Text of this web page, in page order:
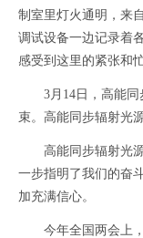
制室里灯火通明，来
调试设备一边记录着
感受到这里的紧张和忙
3月14日，高能同
束。高能同步辐射光
高能同步辐射光源
一步指明了我们的奋
加充满信心。
今年全国两会上，